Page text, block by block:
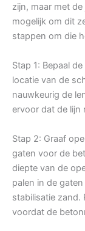
zijn, maar met
mogelijk om dit
stappen om die
Stap 1: Bepaal
locatie van de
nauwkeurig de
ervoor dat de lijn
Stap 2: Graaf
gaten voor de
diepte van de
palen in de
stabilisatie zand.
voordat de